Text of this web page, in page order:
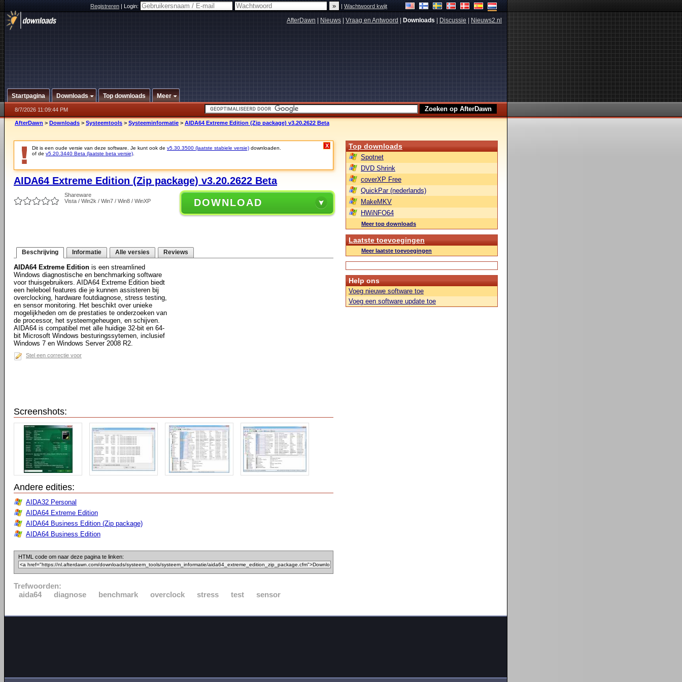
Registreren|Login: |Wachtwoord kwijt
AfterDawn Nieuws Vraag en Antwoord Downloads Discussie Nieuws2.nl
Startpagina Downloads Top downloads Meer
8/7/2026 11:09:44 PM
AfterDawn > Downloads > Systeemtools > Systeeminformatie > AIDA64 Extreme Edition (Zip package) v3.20.2622 Beta
Dit is een oude versie van deze software. Je kunt ook de v5.30.3500 (laatste stabiele versie) downloaden.
of de v5.20.3440 Beta (laatste beta versie)
X
AIDA64 Extreme Edition (Zip package) v3.20.2622 Beta
Shareware
Vista / Win2k / Win7 / Win8 / WinXP
DOWNLOAD
Beschrijving Informatie Alle versies Reviews
AIDA64 Extreme Edition is een streamlined
Windows diagnostische en benchmarking software
voor thuisgebruikers. AIDA64 Extreme Edition biedt
een heleboel features die je kunnen assisteren bij
overclocking, hardware foutdiagnose, stress testing,
en sensor monitoring. Het beschikt over unieke
mogelijkheden om de prestaties te onderzoeken van
de processor, het systeemgeheugen, en schijven.
AIDA64 is compatibel met alle huidige 32-bit en 64-
bit Microsoft Windows besturingssytemen, inclusief
Windows 7 en Windows Server 2008 R2.
Stel een correctie voor
Screenshots:
Andere edities:
AIDA32 Personal
AIDA64 Extreme Edition
AIDA64 Business Edition (Zip package)
AIDA64 Business Edition
HTML code om naar deze pagina te linken:
Trefwoorden:
aida64
diagnose benchmark overclock stress test sensor
Top downloads
Spotnet
DVD Shrink
coverXP Free
QuickPar (nederlands)
MakeMKV
HWiNFO64
Meer top downloads
Laatste toevoegingen
Meer laatste toevoegingen
Help ons
Voeg nieuwe software toe
Voeg een software update toe